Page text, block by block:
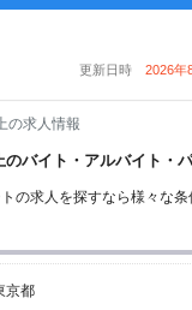
更新日時 2026年
の求人情報
のバイト・アルバイト・
の求人を探すなら様々な
京都